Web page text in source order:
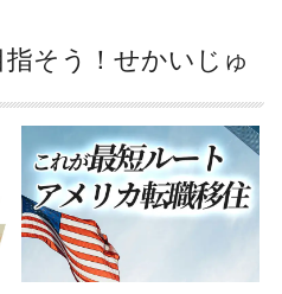
そう！せかいじゅ